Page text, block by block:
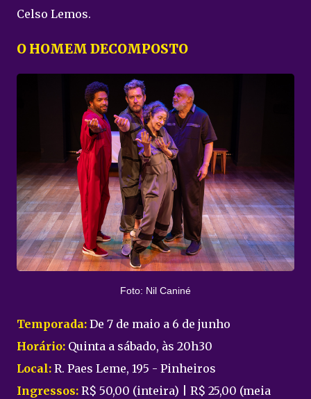
Celso Lemos.
O HOMEM DECOMPOSTO
Foto: Nil Caniné
Temporada: De 7 de maio a 6 de junho
Horário: Quinta a sábado, às 20h30
Local: R. Paes Leme, 195 - Pinheiros
Ingressos: R$ 50,00 (inteira) | R$ 25,00 (meia